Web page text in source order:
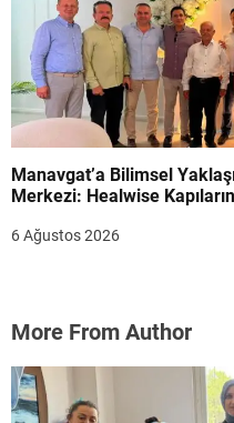
Manavgat’a Bilimsel
Merkezi: Healwise
6 Ağustos 2026
More From Author